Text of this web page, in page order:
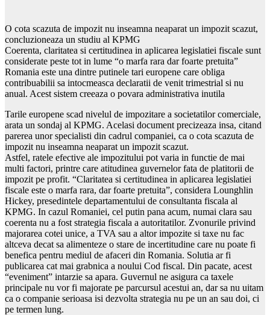
O cota scazuta de impozit nu inseamna neaparat un impozit scazut,
concluzioneaza un studiu al KPMG
Coerenta, claritatea si certitudinea in aplicarea legislatiei fiscale sunt
considerate peste tot in lume “o marfa rara dar foarte pretuita”
Romania este una dintre putinele tari europene care obliga
contribuabilii sa intocmeasca declaratii de venit trimestrial si nu
anual. Acest sistem creeaza o povara administrativa inutila
Tarile europene scad nivelul de impozitare a societatilor comerciale,
arata un sondaj al KPMG. Acelasi document precizeaza insa, citand
parerea unor specialisti din cadrul companiei, ca o cota scazuta de
impozit nu inseamna neaparat un impozit scazut.
Astfel, ratele efective ale impozitului pot varia in functie de mai
multi factori, printre care atitudinea guvernelor fata de platitorii de
impozit pe profit. “Claritatea si certitudinea in aplicarea legislatiei
fiscale este o marfa rara, dar foarte pretuita”, considera Lounghlin
Hickey, presedintele departamentului de consultanta fiscala al
KPMG. In cazul Romaniei, cel putin pana acum, numai clara sau
coerenta nu a fost strategia fiscala a autoritatilor. Zvonurile privind
majorarea cotei unice, a TVA sau a altor impozite si taxe nu fac
altceva decat sa alimenteze o stare de incertitudine care nu poate fi
benefica pentru mediul de afaceri din Romania. Solutia ar fi
publicarea cat mai grabnica a noului Cod fiscal. Din pacate, acest
“eveniment” intarzie sa apara. Guvernul ne asigura ca taxele
principale nu vor fi majorate pe parcursul acestui an, dar sa nu uitam
ca o companie serioasa isi dezvolta strategia nu pe un an sau doi, ci
pe termen lung.